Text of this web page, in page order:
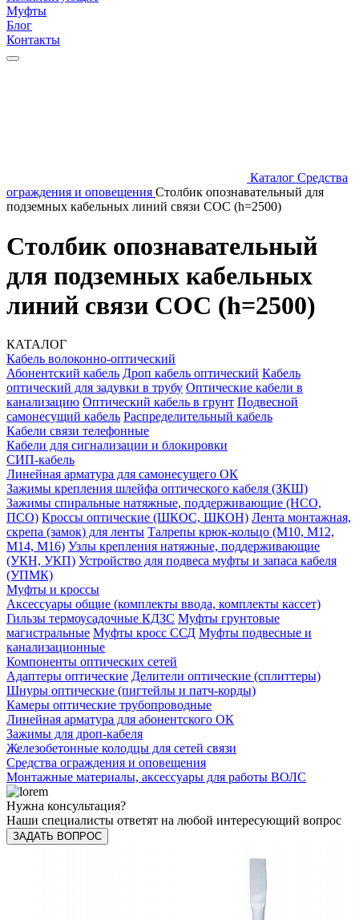
Муфты
Блог
Контакты
Каталог Средства
ограждения и оповещения Столбик опознавательный для
подземных кабельных линий связи СОС (h=2500)
Столбик опознавательный
для подземных кабельных
линий связи СОС (h=2500)
КАТАЛОГ
Кабель волоконно-оптический
Абонентский кабель Дроп кабель оптический Кабель
оптический для задувки в трубу Оптические кабели в
канализацию Оптический кабель в грунт Подвесной
самонесущий кабель Распределительный кабель
Кабели связи телефонные
Кабели для сигнализации и блокировки
СИП-кабель
Линейная арматура для самонесущего ОК
Зажимы крепления шлейфа оптического кабеля (ЗКШ)
Зажимы спиральные натяжные, поддерживающие (НСО,
ПСО) Кроссы оптические (ШКОС, ШКОН) Лента монтажная,
скрепа (замок) для ленты Талрепы крюк-кольцо (М10, М12,
М14, М16) Узлы крепления натяжные, поддерживающие
(УКН, УКП) Устройство для подвеса муфты и запаса кабеля
(УПМК)
Муфты и кроссы
Аксессуары общие (комплекты ввода, комплекты кассет)
Гильзы термоусадочные КДЗС Муфты грунтовые
магистральные Муфты кросс ССД Муфты подвесные и
канализационные
Компоненты оптических сетей
Адаптеры оптические Делители оптические (сплиттеры)
Шнуры оптические (пигтейлы и патч-корды)
Камеры оптические трубопроводные
Линейная арматура для абонентского ОК
Зажимы для дроп-кабеля
Железобетонные колодцы для сетей связи
Средства ограждения и оповещения
Монтажные материалы, аксессуары для работы ВОЛС
Нужна консультация?
Наши специалисты ответят на любой интересующий вопрос
ЗАДАТЬ ВОПРОС